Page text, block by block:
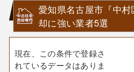
愛知県名古屋市『中
却に強い業者5選
現在、この条件で登録さ
れているデータはありま